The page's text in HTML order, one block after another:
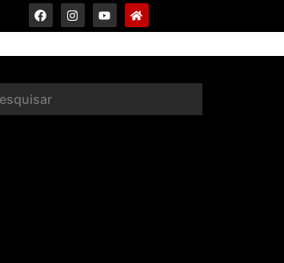
12 Ago 34°C